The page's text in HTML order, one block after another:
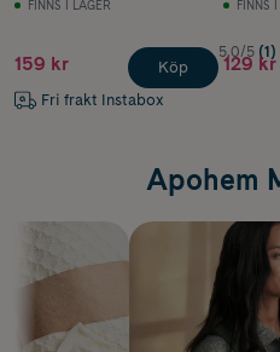
FINNS I LAGER
159 kr
Fri frakt Instabox
Köp
FINNS
5.0/5 (1)
129 kr
Apohem